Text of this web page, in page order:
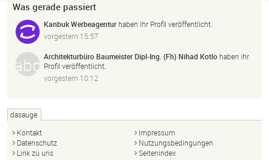
Was gerade passiert
Kanbuk Werbeagentur haben ihr Profil veröffentlicht.
vorgestern 15:57
Architekturbüro Baumeister Dipl-Ing. (Fh) Nihad Kotlo haben ihr
Profil veröffentlicht.
vorgestern 10:12
dasauge
Kontakt
Impressum
Datenschutz
Nutzungsbedingungen
Link zu uns
Seitenindex